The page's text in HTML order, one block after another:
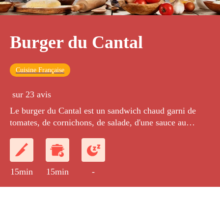
Burger du Cantal
Cuisine Française
sur 23 avis
Le burger du Cantal est un sandwich chaud garni de
tomates, de cornichons, de salade, d'une sauce au
steak haché.
15min 15min -